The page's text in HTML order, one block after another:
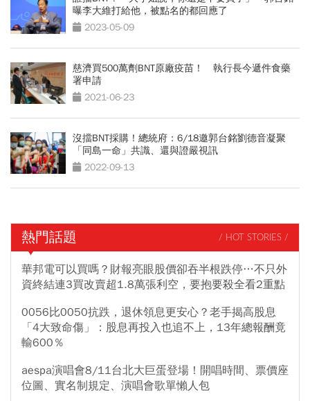
曝李大維打給他，被點名的都回應了
2023-05-09
慈濟買500萬劑BNT原廠疫苗！ 執行長今遞件食藥
署申請
2021-06-23
沒擋BNT採購！總統府：6/18邀郭台銘劉德音凝聚
「同島一命」共識、還與證嚴視訊
2022-09-13
熱門話題 / HOT STORIES /
華邦電可以買嗎？財報亮眼股價卻吞半根跌停…不只外
資終結連3買改賣超1.8萬張利空，要抱要殺全看2重點
0056比0050抗跌，退休領息更安心？老手揭高股息
「4大致命傷」：股息再投入也追不上，13年總報酬竟
輸600％
aespa演唱會8/11台北大巨蛋登場！開唱時間、票價座
位圖、實名制規定、演唱會歌單懶人包